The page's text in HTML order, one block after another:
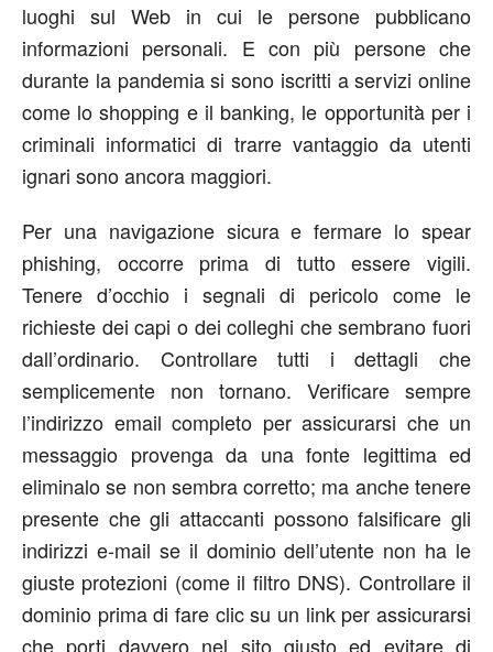
luoghi sul Web in cui le persone pubblicano
informazioni personali. E con più persone che
durante la pandemia si sono iscritti a servizi online
come lo shopping e il banking, le opportunità per i
criminali informatici di trarre vantaggio da utenti
ignari sono ancora maggiori.
Per una navigazione sicura e fermare lo spear
phishing, occorre prima di tutto essere vigili.
Tenere d’occhio i segnali di pericolo come le
richieste dei capi o dei colleghi che sembrano fuori
dall’ordinario. Controllare tutti i dettagli che
semplicemente non tornano. Verificare sempre
l’indirizzo email completo per assicurarsi che un
messaggio provenga da una fonte legittima ed
eliminalo se non sembra corretto; ma anche tenere
presente che gli attaccanti possono falsificare gli
indirizzi e-mail se il dominio dell’utente non ha le
giuste protezioni (come il filtro DNS). Controllare il
dominio prima di fare clic su un link per assicurarsi
che porti davvero nel sito giusto ed evitare di